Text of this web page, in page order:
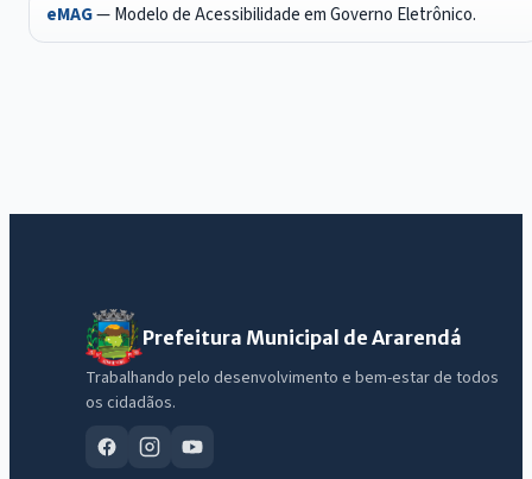
eMAG— Modelo de Acessibilidade em Governo Eletrônico.
Prefeitura Municipal de Ararendá
Trabalhando pelo desenvolvimento e bem-estar de todos
os cidadãos.